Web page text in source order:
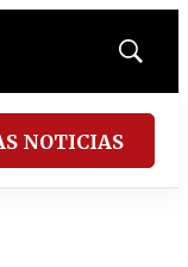
Mostrar
NOTICIAS